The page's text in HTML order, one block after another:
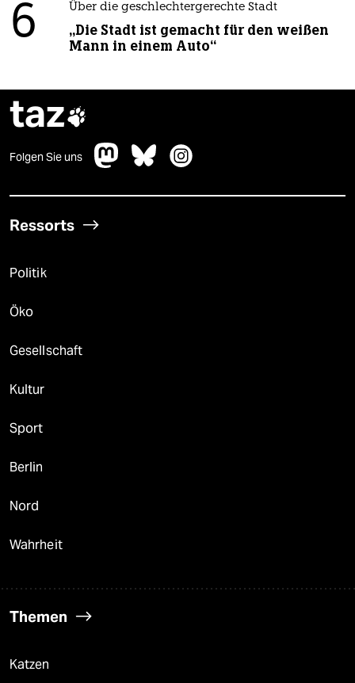
6 Über die geschlechtergerechte Stadt
„Die Stadt ist gemacht für den weißen
Mann in einem Auto“
taz
Folgen Sie uns
Ressorts
Politik
Öko
Gesellschaft
Kultur
Sport
Berlin
Nord
Wahrheit
Themen
Katzen